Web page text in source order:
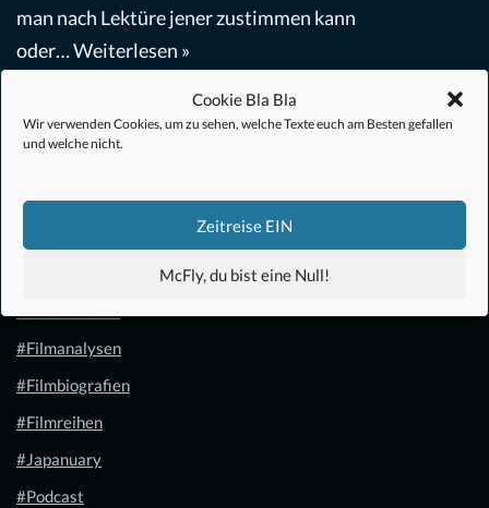
Cookie Bla Bla
Wir verwenden Cookies, um zu sehen, welche Texte euch am Besten gefallen
und welche nicht.
Zeitreise EIN
McFly, du bist eine Null!
man nach Lektüre jener zustimmen kann
oder…Weiterlesen »
#Filmanalysen
#Filmbiografien
#Filmreihen
#Japanuary
#Podcast